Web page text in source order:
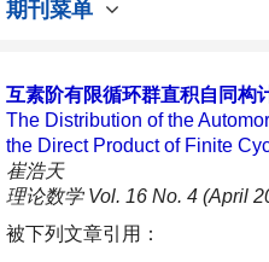
期刊菜单
互素阶有限循环群直积自同构
The Distribution of the
the Direct Product of Finite
崔浩天
理论数学 Vol. 16 No. 4 (April
被下列文章引用：